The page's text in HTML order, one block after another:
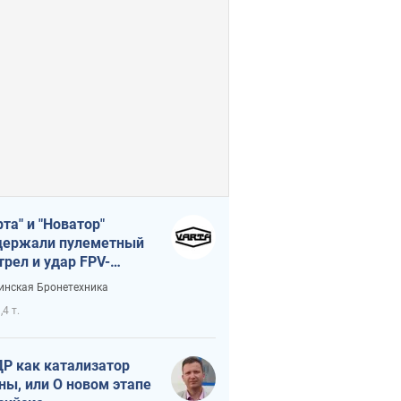
и "Новатор"
пулеметный
и удар FPV-
сохранив жизнь
Бронетехника
т.
как катализатор
или О новом этапе